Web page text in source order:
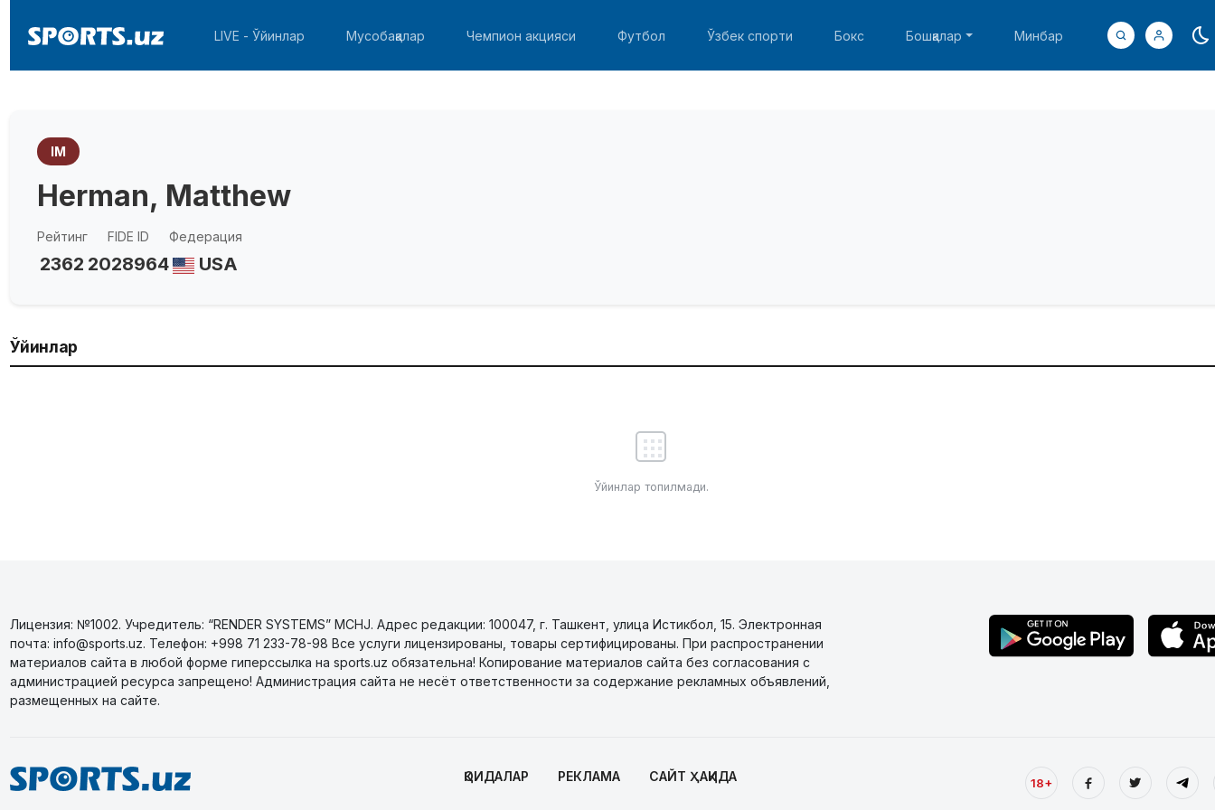
LIVE - Ўйинлар Мусобақалар Чемпион акцияси Футбол Ўзбек спорти Бокс Бошқалар Минбар
IM
Herman, Matthew
Рейтинг
2362
FIDE ID
2028964
Федерация
USA
Ўйинлар
Ўйинлар топилмади.
Лицензия: №1002. Учредитель: “RENDER SYSTEMS” MCHJ. Адрес редакции: 100047, г. Ташкент, улица Истикбол, 15. Электронная
почта: info@sports.uz. Телефон: +998 71 233-78-98 Все услуги лицензированы, товары сертифицированы. При распространении
материалов сайта в любой форме гиперссылка на sports.uz обязательна! Копирование материалов сайта без согласования с
администрацией ресурса запрещено! Администрация сайта не несёт ответственности за содержание рекламных объявлений,
размещенных на сайте.
ҚОИДАЛАР РЕКЛАМА САЙТ ҲАҚИДА 18+